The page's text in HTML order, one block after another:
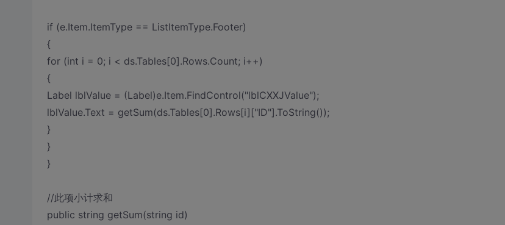
if (e.Item.ItemType == ListItemType.Footer)
{
for (int i = 0; i < ds.Tables[0].Rows.Count; i++)
{
Label lblValue = (Label)e.Item.FindControl("lblCXXJValue");
lblValue.Text = getSum(ds.Tables[0].Rows[i]["ID"].ToString());
}
}
}
//此项小计求和
public string getSum(string id)